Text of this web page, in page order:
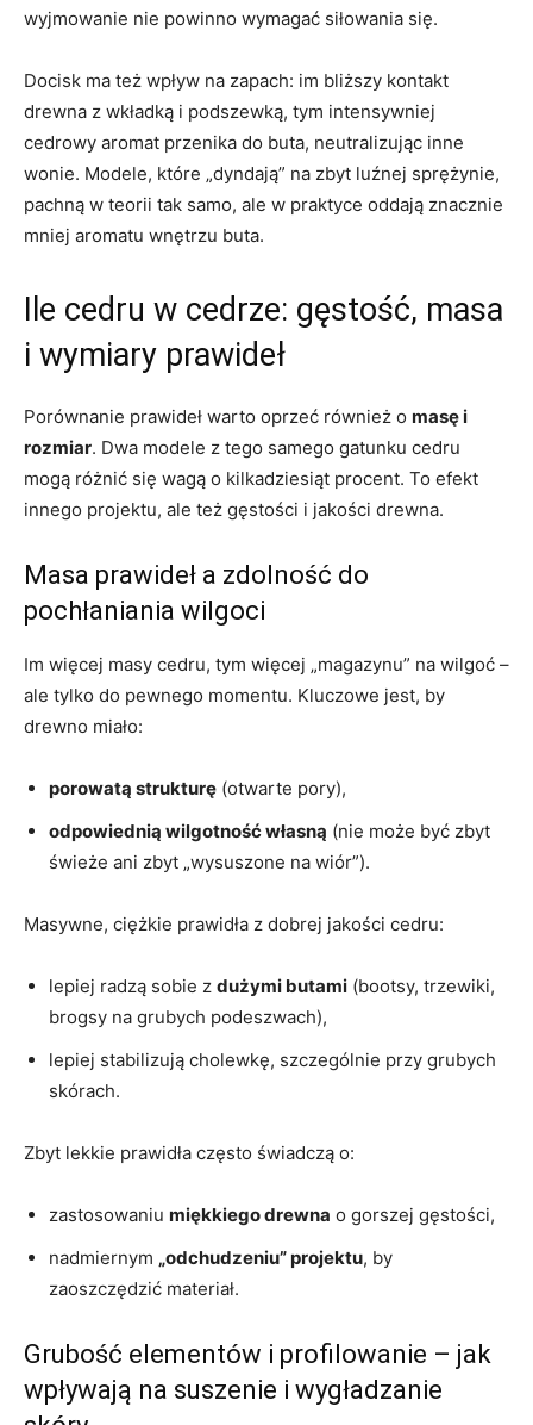
wyjmowanie nie powinno wymagać siłowania się.
Docisk ma też wpływ na zapach: im bliższy kontakt
drewna z wkładką i podszewką, tym intensywniej
cedrowy aromat przenika do buta, neutralizując inne
wonie. Modele, które „dyndają” na zbyt luźnej sprężynie,
pachną w teorii tak samo, ale w praktyce oddają znacznie
mniej aromatu wnętrzu buta.
Ile cedru w cedrze: gęstość, masa
i wymiary prawideł
Porównanie prawideł warto oprzeć również o masę i
rozmiar. Dwa modele z tego samego gatunku cedru
mogą różnić się wagą o kilkadziesiąt procent. To efekt
innego projektu, ale też gęstości i jakości drewna.
Masa prawideł a zdolność do
pochłaniania wilgoci
Im więcej masy cedru, tym więcej „magazynu” na wilgoć –
ale tylko do pewnego momentu. Kluczowe jest, by
drewno miało:
porowatą strukturę (otwarte pory),
odpowiednią wilgotność własną (nie może być zbyt
świeże ani zbyt „wysuszone na wiór”).
Masywne, ciężkie prawidła z dobrej jakości cedru:
lepiej radzą sobie z dużymi butami (bootsy, trzewiki,
brogsy na grubych podeszwach),
lepiej stabilizują cholewkę, szczególnie przy grubych
skórach.
Zbyt lekkie prawidła często świadczą o:
zastosowaniu miękkiego drewna o gorszej gęstości,
nadmiernym „odchudzeniu” projektu, by
zaoszczędzić materiał.
Grubość elementów i profilowanie – jak
wpływają na suszenie i wygładzanie